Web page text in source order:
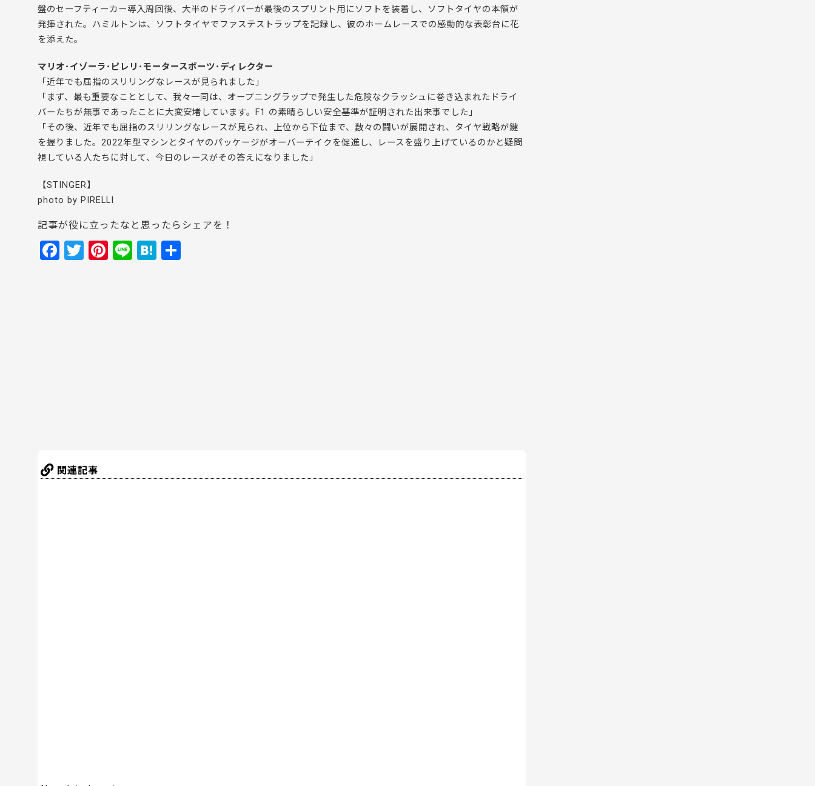
盤のセーフティーカー導入周回後、大半のドライバーが最後のスプリント用にソフトを装着し、ソフトタイヤの本領が
発揮された。ハミルトンは、ソフトタイヤでファステストラップを記録し、彼のホームレースでの感動的な表彰台に花
を添えた。
マリオ･イゾーラ･ピレリ･モータースポーツ･ディレクター
「近年でも屈指のスリリングなレースが見られました」
「まず、最も重要なこととして、我々一同は、オープニングラップで発生した危険なクラッシュに巻き込まれたドライ
バーたちが無事であったことに大変安堵しています。F1 の素晴らしい安全基準が証明された出来事でした」
「その後、近年でも屈指のスリリングなレースが見られ、上位から下位まで、数々の闘いが展開され、タイヤ戦略が鍵
を握りました。2022年型マシンとタイヤのパッケージがオーバーテイクを促進し、レースを盛り上げているのかと疑問
視している人たちに対して、今日のレースがその答えになりました」
【STINGER】
photo by PIRELLI
記事が役に立ったなと思ったらシェアを！
F
T
Pi Li H
関連記事